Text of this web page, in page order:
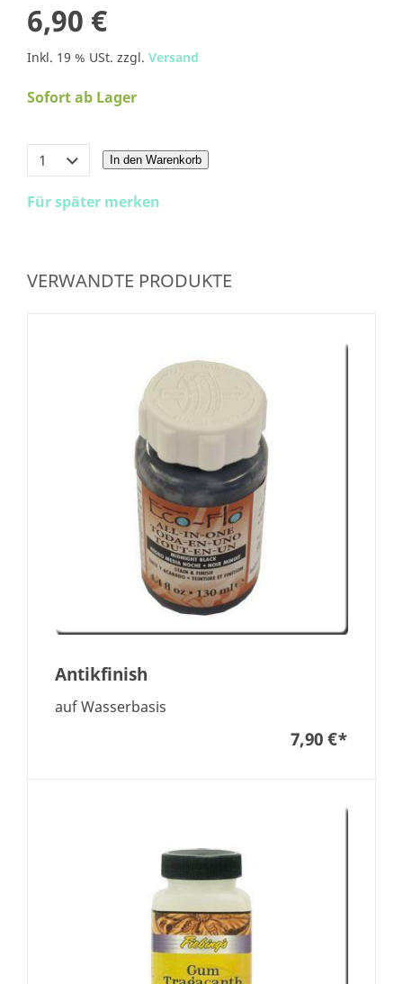
6,90 €
Inkl. 19 % USt. zzgl. Versand
Sofort ab Lager
In den Warenkorb
Für später merken
VERWANDTE PRODUKTE
Antikfinish
auf Wasserbasis
7,90 €*